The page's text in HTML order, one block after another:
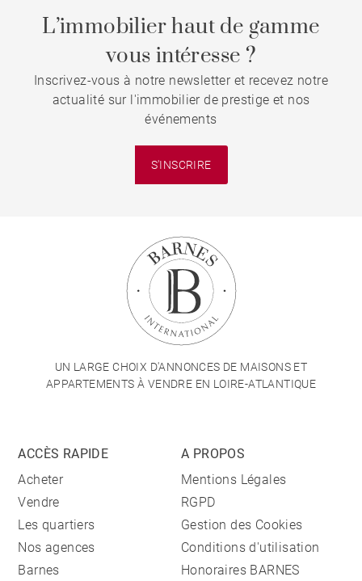
L’immobilier haut de gamme
vous intéresse ?
Inscrivez-vous à notre newsletter et recevez notre
actualité sur l'immobilier de prestige et nos
événements
S'INSCRIRE
UN LARGE CHOIX D'ANNONCES DE MAISONS ET
APPARTEMENTS À VENDRE EN LOIRE-ATLANTIQUE
ACCÈS RAPIDE
Acheter
Vendre
Les quartiers
Nos agences
Barnes
A PROPOS
Mentions Légales
RGPD
Gestion des Cookies
Conditions d'utilisation
Honoraires BARNES